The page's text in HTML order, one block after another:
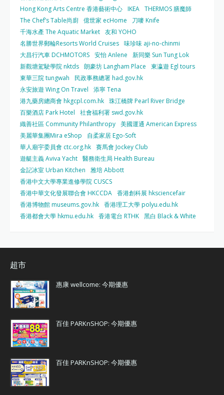
Hong Kong Arts Centre 香港藝術中心 IKEA THERMOS 膳魔師
The Chef’s Table尚廚 億世家 ecHome
刀嘜 Knife
千海水產 The Aquatic Market 友和 YOHO
名勝世界郵輪Resorts World Cruises 味珍味 aji-no-chinmi
大昌行汽車 DCHMOTORS 安怡 Anlene
新同樂 Sun Tung Lok
新觀塘駕駛學院 nktds 朗豪坊 Langham Place
東瀛遊 Egl tours
東華三院 tungwah
民政事務總署 had.gov.hk
永安旅遊 Wing On Travel
添寧 Tena
港九藥房總商會 hkgcpl.com.hk 珠江橋牌 Pearl River Bridge
百樂酒店 Park Hotel
社會福利署 swd.gov.hk
織善社區 Community Philanthropy 美國運通 American Express
美麗華集團Mira eShop
自柔家居 Ego-Soft
華人廟宇委員會 ctc.org.hk 賽馬會 Jockey Club
遊艇主義 Aviva Yacht 醫務衛生局 Health Bureau
金記冰室 Urban Kitchen
雅培 Abbott
香港中文大學專業進修學院 CUSCS
香港中華文化發展聯合會 HKCCDA 香港創科展 hksciencefair
香港博物館 museums.gov.hk 香港理工大學 polyu.edu.hk
香港都會大學 hkmu.edu.hk 香港電台 RTHK 黑白 Black & White
超市
惠康 wellcome: 今期優惠
百佳 PARKnSHOP: 今期優惠
百佳 PARKnSHOP: 今期優惠